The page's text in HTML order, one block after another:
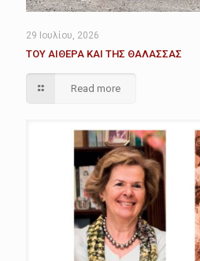
29 Ιουλίου, 2026
ΤΟΥ ΑΙΘΕΡΑ ΚΑΙ ΤΗΣ ΘΑΛΑΣΣΑΣ
Read more